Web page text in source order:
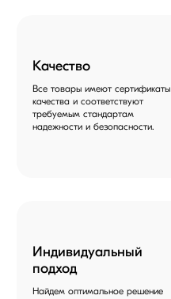
Качество
Все товары имеют сертификаты
качества и соответствуют
требуемым стандартам
надежности и безопасности.
Индивидуальный
подход
Найдем оптимальное решение